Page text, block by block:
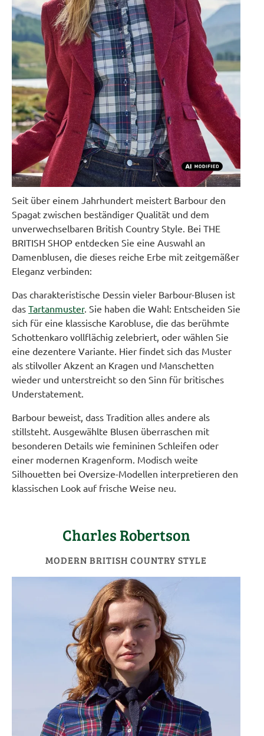
Seit über einem Jahrhundert meistert Barbour den
Spagat zwischen beständiger Qualität und dem
unverwechselbaren British Country Style. Bei THE
BRITISH SHOP entdecken Sie eine Auswahl an
Damenblusen, die dieses reiche Erbe mit zeitgemäßer
Eleganz verbinden:
Das charakteristische Dessin vieler Barbour-Blusen ist
das Tartanmuster. Sie haben die Wahl: Entscheiden Sie
sich für eine klassische Karobluse, die das berühmte
Schottenkaro vollflächig zelebriert, oder wählen Sie
eine dezentere Variante. Hier findet sich das Muster
als stilvoller Akzent an Kragen und Manschetten
wieder und unterstreicht so den Sinn für britisches
Understatement.
Barbour beweist, dass Tradition alles andere als
stillsteht. Ausgewählte Blusen überraschen mit
besonderen Details wie femininen Schleifen oder
einer modernen Kragenform. Modisch weite
Silhouetten bei Oversize-Modellen interpretieren den
klassischen Look auf frische Weise neu.
Charles Robertson
MODERN BRITISH COUNTRY STYLE